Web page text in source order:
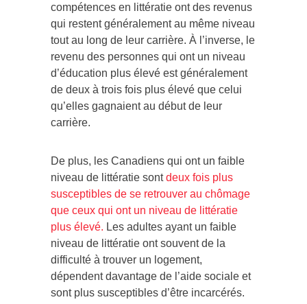
compétences en littératie ont des revenus
qui restent généralement au même niveau
tout au long de leur carrière. À l’inverse, le
revenu des personnes qui ont un niveau
d’éducation plus élevé est généralement
de deux à trois fois plus élevé que celui
qu’elles gagnaient au début de leur
carrière.
De plus, les Canadiens qui ont un faible
niveau de littératie sontdeux fois plus
susceptibles de se retrouver au chômage
que ceux qui ont un niveau de littératie
plus élevé. Les adultes ayant un faible
niveau de littératie ont souvent de la
difficulté à trouver un logement,
dépendent davantage de l’aide sociale et
sont plus susceptibles d’être incarcérés.